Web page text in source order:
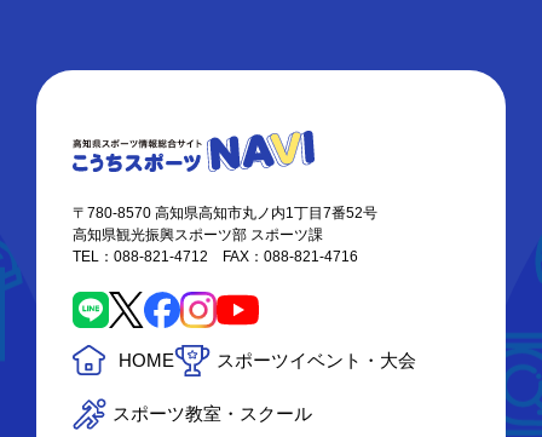
〒780-8570 高知県高知市丸ノ内1丁目7番52号
高知県観光振興スポーツ部 スポーツ課
TEL：088-821-4712 FAX：088-821-4716
HOME スポーツイベント・大会
スポーツ教室・スクール